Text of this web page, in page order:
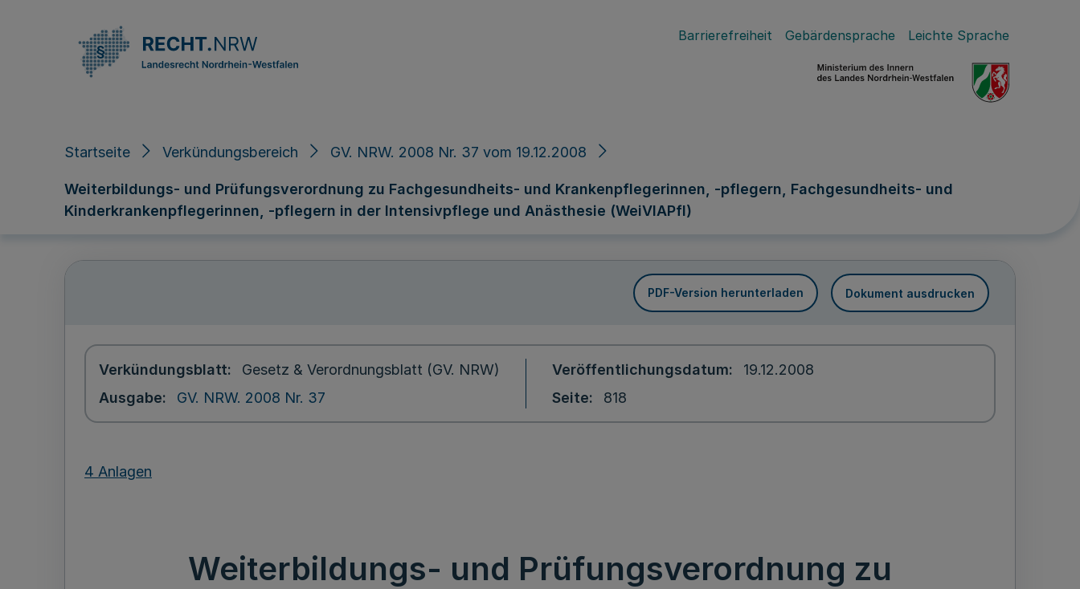
Barrierefreiheit Gebärdensprache Leichte Sprache
Startseite Verkündungsbereich GV. NRW. 2008 Nr. 37 vom 19.12.2008
Weiterbildungs- und Prüfungsverordnung zu Fachgesundheits- und Krankenpflegerinnen, -pflegern, Fachgesundheits- und
Kinderkrankenpflegerinnen, -pflegern in der Intensivpflege und Anästhesie (WeiVIAPfl)
PDF-Version herunterladen Dokument ausdrucken
Verkündungsblatt
Gesetz & Verordnungsblatt (GV. NRW)
Ausgabe
GV. NRW. 2008 Nr. 37
Veröffentlichungsdatum
19.12.2008
Seite
818
4 Anlagen
Weiterbildungs- und Prüfungsverordnung zu